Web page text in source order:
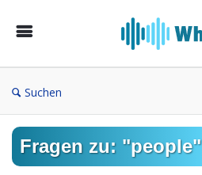
von
Suchen
Fragen zu: "people"